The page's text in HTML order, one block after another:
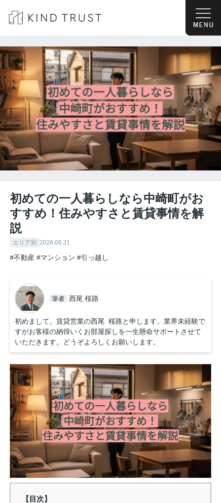
初めての一人暮らしなら中崎町がお
すすめ！住みやすさと賃貸事情を解
説
エリア別 2026.06.21
#不動産 #マンション #引っ越し
筆者 西尾 桜路
初めまして。賃貸営業の西尾 桜路と申します。業界未経験で
すがお客様の納得いくお部屋探しを一生懸命サポートさせて
いただきます。どうぞよろしくお願いします。
【目次】